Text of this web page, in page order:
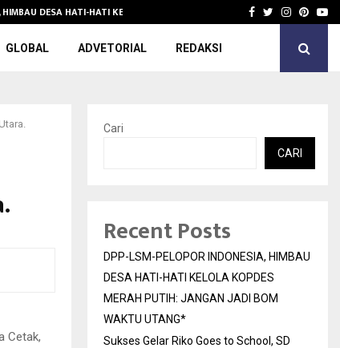
DESA HATI-HATI KELOLA KOPDES… Sukses Gelar
Facebook
Twitter
GLOBAL ADVETORIAL REDAKSI
Cetak,
Cari
CARI
Recent Posts
DPP-LSM-PELOPOR INDONESIA, HIMBAU
DESA HATI-HATI KELOLA KOPDES
MERAH PUTIH: JANGAN JADI BOM
WAKTU UTANG*
Sukses Gelar Riko Goes to School, SD